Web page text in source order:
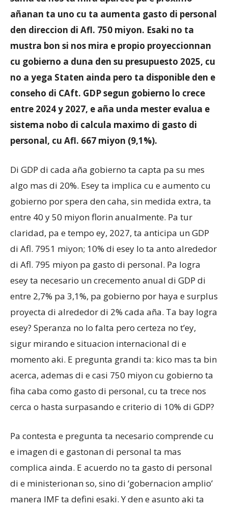
añanan ta uno cu ta aumenta gasto di personal
den direccion di Afl. 750 miyon. Esaki no ta
mustra bon si nos mira e propio proyeccionnan
cu gobierno a duna den su presupuesto 2025, cu
no a yega Staten ainda pero ta disponible den e
conseho di CAft. GDP segun gobierno lo crece
entre 2024 y 2027, e aña unda mester evalua e
sistema nobo di calcula maximo di gasto di
personal, cu Afl. 667 miyon (9,1%).
Di GDP di cada aña gobierno ta capta pa su mes
algo mas di 20%. Esey ta implica cu e aumento cu
gobierno por spera den caha, sin medida extra, ta
entre 40 y 50 miyon florin anualmente. Pa tur
claridad, pa e tempo ey, 2027, ta anticipa un GDP
di Afl. 7951 miyon; 10% di esey lo ta anto alrededor
di Afl. 795 miyon pa gasto di personal. Pa logra
esey ta necesario un crecemento anual di GDP di
entre 2,7% pa 3,1%, pa gobierno por haya e surplus
proyecta di alrededor di 2% cada aña. Ta bay logra
esey? Speranza no lo falta pero certeza no t’ey,
sigur mirando e situacion internacional di e
momento aki. E pregunta grandi ta: kico mas ta bin
acerca, ademas di e casi 750 miyon cu gobierno ta
fiha caba como gasto di personal, cu ta trece nos
cerca o hasta surpasando e criterio di 10% di GDP?
Pa contesta e pregunta ta necesario comprende cu
e imagen di e gastonan di personal ta mas
complica ainda. E acuerdo no ta gasto di personal
di e ministerionan so, sino di ‘gobernacion amplio’
manera IMF ta defini esaki. Y den e asunto aki ta